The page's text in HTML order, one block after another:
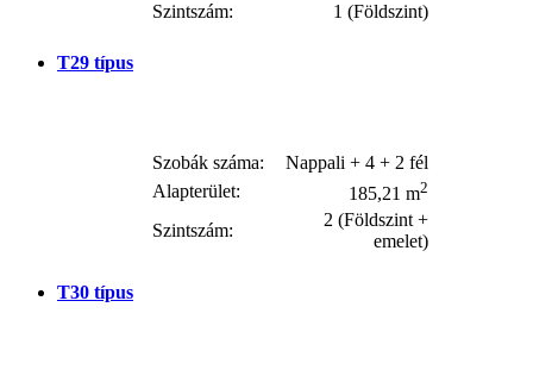
Szintszám: 1 (Földszint)
T29 típus
Szobák száma:
Nappali + 4 + 2 fél
Alapterület:
185,21 m2
Szintszám:
2 (Földszint +
emelet)
T30 típus